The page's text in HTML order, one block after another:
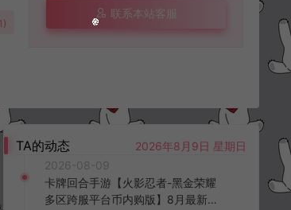
联系本站客服
TA的动态
2026年8月9日 星期日
2026-08-09
卡牌回合手游【火影忍者-黑金荣耀
多区跨服平台币内购版】8月最新整